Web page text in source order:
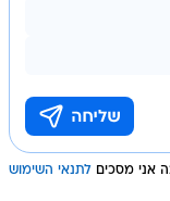
אני מסכים לתנאי השימוש